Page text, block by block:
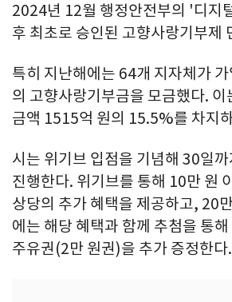
2024년 12월 행정안전부의 '디지
후 최초로 승인된 고향사랑기부제
특히 지난해에는 64개 지자체가
의 고향사랑기부금을 모금했다. 이
금액 1515억 원의 15.5%를 차지
시는 위기브 입점을 기념해 30일
진행한다. 위기브를 통해 10만 원
상당의 추가 혜택을 제공하고, 20
에는 해당 혜택과 함께 추첨을 통
주유권(2만 원권)을 추가 증정한다.